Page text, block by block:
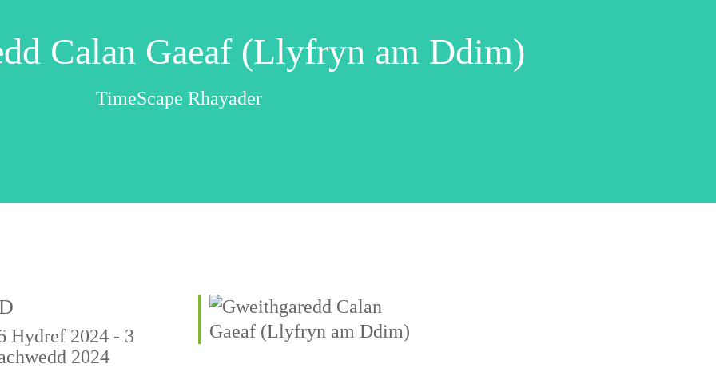
Calan Gaeaf (Llyfryn am Ddim)
TimeScape Rhayader
Hydref 2024 - 3
2024